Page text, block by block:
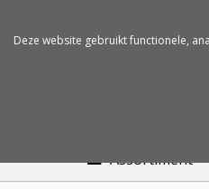
Assortiment
Deze website gebruikt functionele,